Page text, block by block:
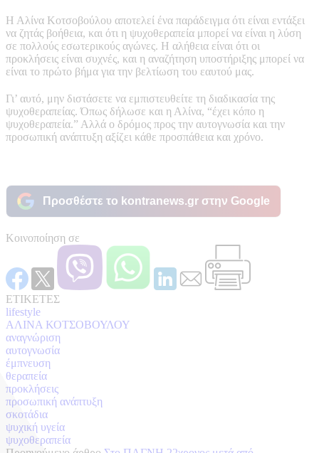
Η Αλίνα Κοτσοβούλου αποτελεί ένα παράδειγμα ότι είναι εντάξει
να ζητάς βοήθεια, και ότι η ψυχοθεραπεία μπορεί να είναι η λύση
σε πολλούς εσωτερικούς αγώνες. Η αλήθεια είναι ότι οι
προκλήσεις είναι συχνές, και η αναζήτηση υποστήριξης μπορεί να
είναι το πρώτο βήμα για την βελτίωση του εαυτού μας.
Γι’ αυτό, μην διστάσετε να εμπιστευθείτε τη διαδικασία της
ψυχοθεραπείας. Όπως δήλωσε και η Αλίνα, “έχει κόπο η
ψυχοθεραπεία.” Αλλά ο δρόμος προς την αυτογνωσία και την
προσωπική ανάπτυξη αξίζει κάθε προσπάθεια και χρόνο.
Προσθέστε το kontranews.gr στην Google
Κοινοποίηση σε
ΕΤΙΚΕΤΕΣ
lifestyle
ΑΛΙΝΑ ΚΟΤΣΟΒΟΥΛΟΥ
αναγνώριση
αυτογνωσία
έμπνευση
θεραπεία
προκλήσεις
προσωπική ανάπτυξη
σκοτάδια
ψυχική υγεία
ψυχοθεραπεία